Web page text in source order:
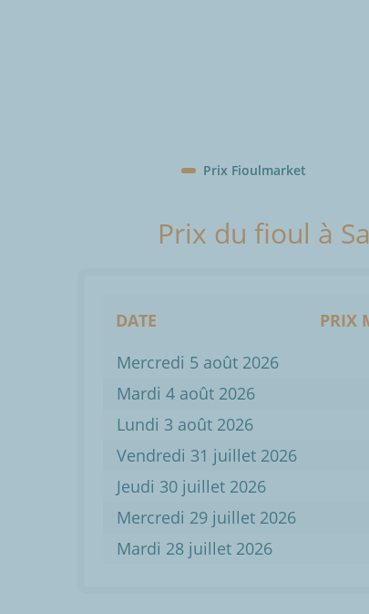
Prix Fioulmarket
Prix du fioul à
DATE PRIX
Mercredi 5 août 2026
Mardi 4 août 2026
Lundi 3 août 2026
Vendredi 31 juillet 2026
Jeudi 30 juillet 2026
Mercredi 29 juillet 2026
Mardi 28 juillet 2026